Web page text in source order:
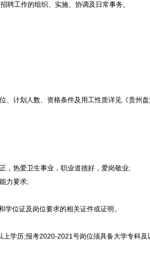
招聘工作的组织、实施、协调及日常事务。
、计划人数、资格条件及用工性质详见《贵州
热爱卫生事业，职业道德好，爱岗敬业;
力要求;
位证及岗位要求的相关证件或证明。
历;报考2020-2021号岗位须具备大学专科及